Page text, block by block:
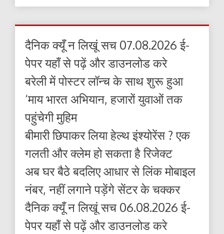
दैनिक क्यूँ न लिखूं सच 07.08.2026 ई-
पेपर यहाँ से पढ़ें और डाउनलोड करे
बरेली में पोस्टर लॉन्च के साथ शुरू हुआ
‘माय भारत अभियान, हजारों युवाओं तक
पहुंचेगी मुहिम
बीमारी छिपाकर लिया हेल्थ इंश्योरेंस ? एक
गलती और क्लेम हो सकता है रिजेक्ट
अब घर बैठे बदलिए आधार से लिंक मोबाइल
नंबर, नहीं लगाने पड़ेंगे सेंटर के चक्कर
दैनिक क्यूँ न लिखूं सच 06.08.2026 ई-
पेपर यहाँ से पढ़ें और डाउनलोड करे